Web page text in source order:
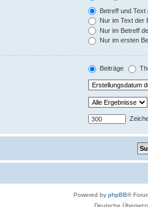
Betreff und Text
Nur im Text der
Nur im Betreff
Nur im ersten
Beiträge
Powered by phpBB®
Deutsche